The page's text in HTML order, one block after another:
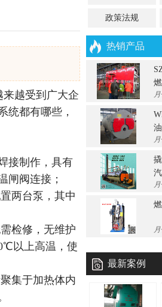
政策法规
热销产品
最新案例
越受到广大企
统都有哪些，
接制作，具有
闸阀连接；
两台泵，其中
检修，无维护
以上高温，使
集于加热体内